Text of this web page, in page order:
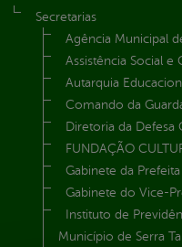
Secretarias
Agência Municipal
Assistência Social e
Autarquia
Comando da
Diretoria da Defesa
FUNDAÇÃO
Gabinete da Prefeita
Gabinete do Vice-
Instituto de
Município de Serra